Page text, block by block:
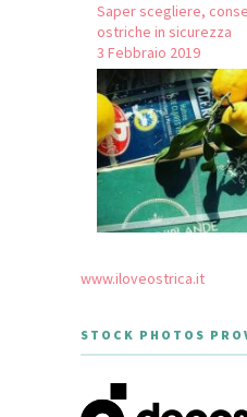
Saper scegliere,
ostriche in sicurezza
3 Febbraio 2019
www.iloveostrica.it
STOCK PHOTOS